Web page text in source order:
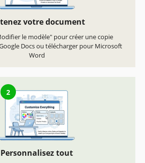
votre document
le modèle" pour créer une copie
Docs ou télécharger pour Microsoft
Word
2
Personnalisez tout